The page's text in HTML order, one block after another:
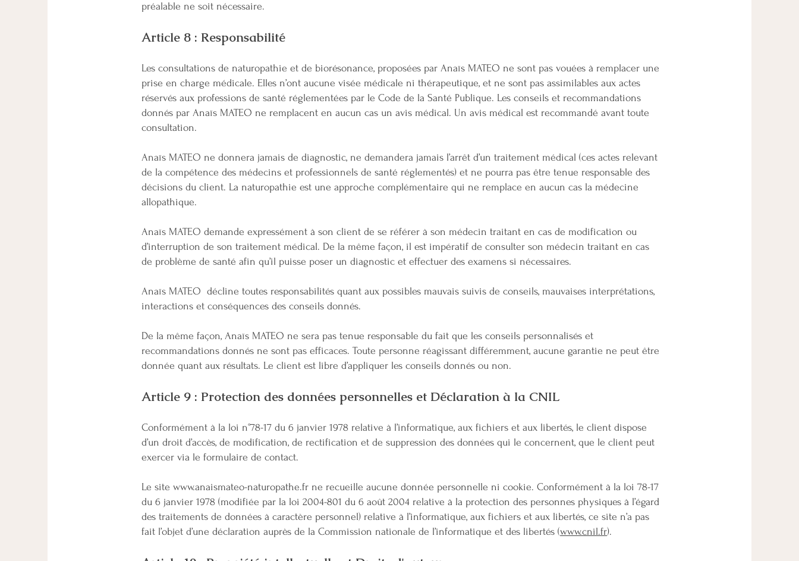
préalable ne soit nécessaire.
Article 8 : Responsabilité
​Les consultations de naturopathie et de biorésonance, proposées par Anaïs MATEO ne sont pas vouées à remplacer une
prise en charge médicale. Elles n’ont aucune visée médicale ni thérapeutique, et ne sont pas assimilables aux actes
réservés aux professions de santé réglementées par le Code de la Santé Publique. Les conseils et recommandations
donnés par Anaïs MATEO ne remplacent en aucun cas un avis médical. Un avis médical est recommandé avant toute
consultation.
Anaïs MATEO ne donnera jamais de diagnostic, ne demandera jamais l’arrêt d’un traitement médical (ces actes relevant
de la compétence des médecins et professionnels de santé réglementés) et ne pourra pas être tenue responsable des
décisions du client. La naturopathie est une approche complémentaire qui ne remplace en aucun cas la médecine
allopathique.
Anaïs MATEO demande expressément à son client de se référer à son médecin traitant en cas de modification ou
d’interruption de son traitement médical. De la même façon, il est impératif de consulter son médecin traitant en cas
de problème de santé afin qu’il puisse poser un diagnostic et effectuer des examens si nécessaires.
Anaïs MATEO décline toutes responsabilités quant aux possibles mauvais suivis de conseils, mauvaises interprétations,
interactions et conséquences des conseils donnés.
De la même façon, Anaïs MATEO ne sera pas tenue responsable du fait que les conseils personnalisés et
recommandations donnés ne sont pas efficaces. Toute personne réagissant différemment, aucune garantie ne peut être
donnée quant aux résultats. Le client est libre d’appliquer les conseils donnés ou non.
Article 9 : Protection des données personnelles et Déclaration à la CNIL
​Conformément à la loi n°78-17 du 6 janvier 1978 relative à l’informatique, aux fichiers et aux libertés, le client dispose
d’un droit d’accès, de modification, de rectification et de suppression des données qui le concernent, que le client peut
exercer via le formulaire de contact.
Le site www.anaismateo-naturopathe.fr ne recueille aucune donnée personnelle ni cookie. Conformément à la loi 78-17
du 6 janvier 1978 (modifiée par la loi 2004-801 du 6 août 2004 relative à la protection des personnes physiques à l’égard
des traitements de données à caractère personnel) relative à l’informatique, aux fichiers et aux libertés, ce site n’a pas
fait l’objet d’une déclaration auprès de la Commission nationale de l’informatique et des libertés (www.cnil.fr).